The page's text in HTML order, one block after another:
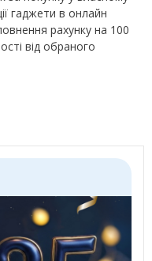
гаджети в онлайн
рахунку на 100
від обраного